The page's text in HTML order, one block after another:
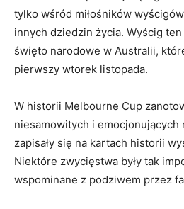
tylko ‌wśród ⁣miłośników​
innych dziedzin życia. Wyścig ten
święto ​narodowe w Australii,
pierwszy wtorek listopada.
W historii‍ Melbourne Cup
niesamowitych i emocjonujących
zapisały się na kartach historii
Niektóre zwycięstwa były tak
wspominane z podziwem przez